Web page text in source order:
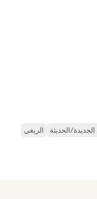
الجديدة/الحديثة الريغي